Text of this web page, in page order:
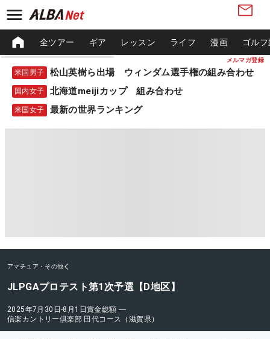
メルマガ登録
全ツアー ギア レッスン ライフ 漫画 ゴル
米国男子 松山英樹ら出場 ウィンダム選手権の組み合わせ
国内女子 北海道meijiカップ 組み合わせ
米国女子 最新の世界ランキング
アマチュア・その他
JLPGAプロテスト第1次予選【D地区】
2025年7月30日-8月1日賞金総額 ―
信楽カントリー倶楽部 田代コース（滋賀県）